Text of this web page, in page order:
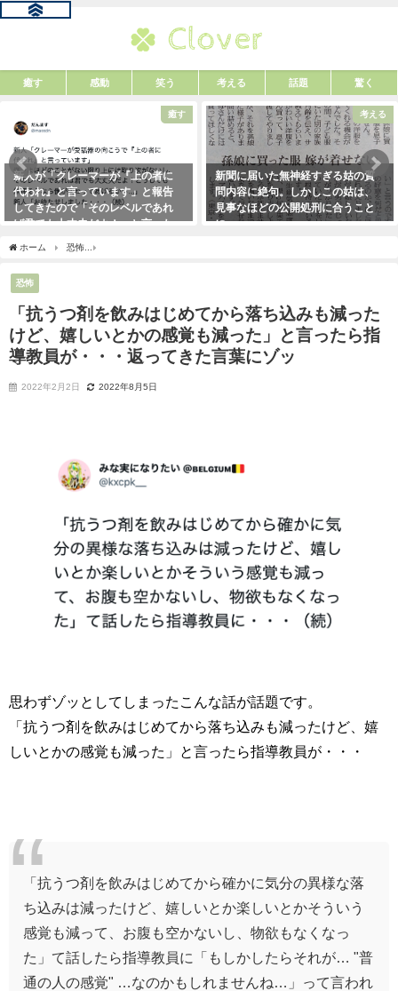
癒す 感動 笑う 考える 話題 驚く
癒す
新人が「クレーマーが『上の者に
代われ』と言っています」と報告
してきたので「そのレベルであれ
ば君でも大丈夫だよ！」と言った
った！（笑）
2021年5月10日
考える
新聞に届いた無神経すぎる姑の質
問内容に絶句。しかしこの姑は、
見事なほどの公開処刑に合うこと
に・・・
ホーム 恐怖
恐怖
「抗うつ剤を飲みはじめてから落ち込みも減った
けど、嬉しいとかの感覚も減った」と言ったら指
導教員が・・・返ってきた言葉にゾッ
2022年2月2日 2022年8月5日
思わずゾッとしてしまったこんな話が話題です。
「抗うつ剤を飲みはじめてから落ち込みも減ったけど、嬉
しいとかの感覚も減った」と言ったら指導教員が・・・
「抗うつ剤を飲みはじめてから確かに気分の異様な落
ち込みは減ったけど、嬉しいとか楽しいとかそういう
感覚も減って、お腹も空かないし、物欲もなくなっ
た」て話したら指導教員に「もしかしたらそれが… "普
通の人の感覚" …なのかもしれませんね…」って言われ